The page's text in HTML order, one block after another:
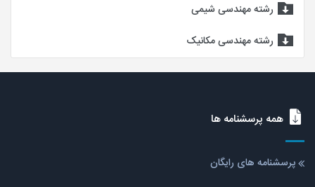
رشته مهندسی شیمی
رشته مهندسی مکانیک
همه پرسشنامه ها
پرسشنامه های رایگان